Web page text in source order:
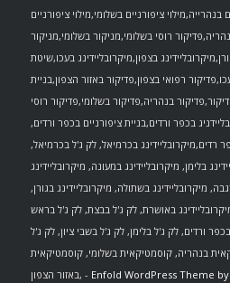
בנהרייה,מילוי ציפורניים בשלומי,מילוי ציפורניים
רוסי בשלומי,מניקור בשלומי,מניקור
בצפון,מיקרובליידינג בעכו,שיטת
רפואי בצפון,פדיקור באזור הצפון,בניית
בנהריה,פדיקור בשלומי,פדיקור רוסי
בכפר ורדים,בניית ציפורניים בכפר ורדים,
רדים,מיקרובליידינג בכרמיאל, לק ג'ל בכרמיאל,
בלימן, מיקרובליידינג במעונה, מיקרובליידינג
מיקרובליידינג בשתולה, מיקרובליידינג בגורן,
מיקרובליידינג באושרת, לק ג'ל בבצת, לק ג'ל בראש
ורדים, לק ג'ל בלימן, לק ג'ל בשבי ציון, לק ג'ל
בנהריה, קוסמטיקאית בשלומי, קוסמטיקאית
באזור הצפון, - Enfold WordPress Theme